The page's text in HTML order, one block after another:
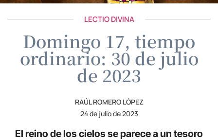
LECTIO DIVINA
Domingo 17, tiempo
ordinario: 30 de julio
de 2023
RAÚL ROMERO LÓPEZ
24 de julio de 2023
El reino de los cielos se parece a un tesoro